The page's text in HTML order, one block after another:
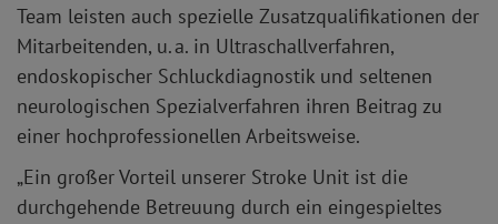
Team leisten auch spezielle Zusatzqualifikationen der
Mitarbeitenden, u. a. in Ultraschallverfahren,
endoskopischer Schluckdiagnostik und seltenen
neurologischen Spezialverfahren ihren Beitrag zu
einer hochprofessionellen Arbeitsweise.
„Ein großer Vorteil unserer Stroke Unit ist die
durchgehende Betreuung durch ein eingespieltes